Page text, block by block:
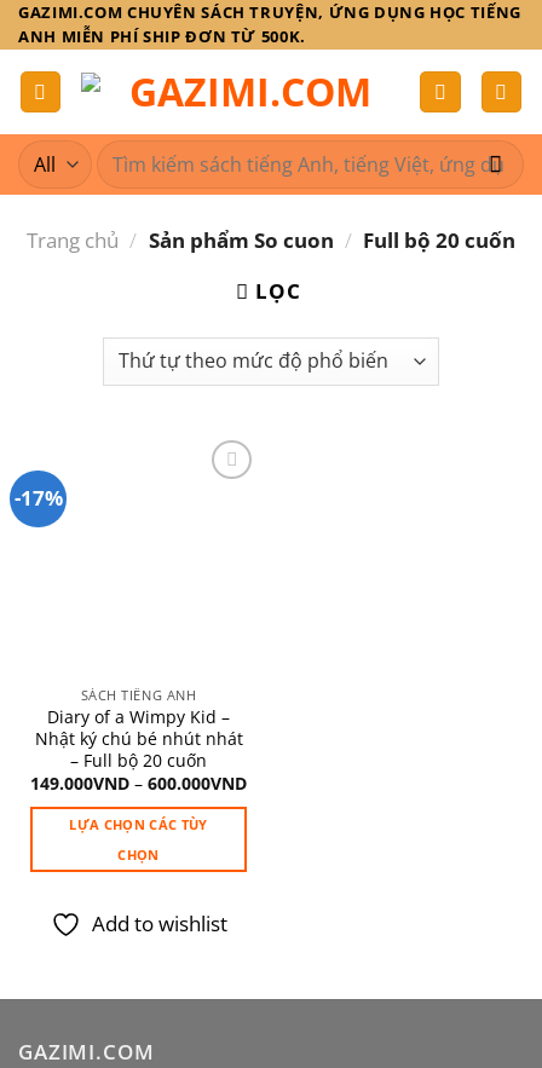
Skip
to
content
GAZIMI.COM CHUYÊN SÁCH TRUYỆN, ỨNG DỤNG HỌC TIẾNG
ANH MIỄN PHÍ SHIP ĐƠN TỪ 500K.
Tìm
kiếm:
Trang chủ / Sản phẩm So cuon / Full bộ 20 cuốn
LỌC
-17%
SÁCH TIẾNG ANH
Diary of a Wimpy Kid –
Nhật ký chú bé nhút nhát
– Full bộ 20 cuốn
149.000VND – 600.000VND
LỰA CHỌN CÁC TÙY
CHỌN
này
thể.
Add to wishlist
GAZIMI.COM